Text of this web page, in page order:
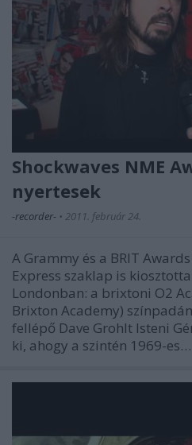
Shockwaves NME
nyertesek
-recorder- • 2011. február 24.
A Grammy és a BRIT
Express szaklap is
Londonban: a brixtoni O2
Brixton Academy)
fellépő Dave Grohlt Isteni
ki, ahogy a szintén 1969-es…